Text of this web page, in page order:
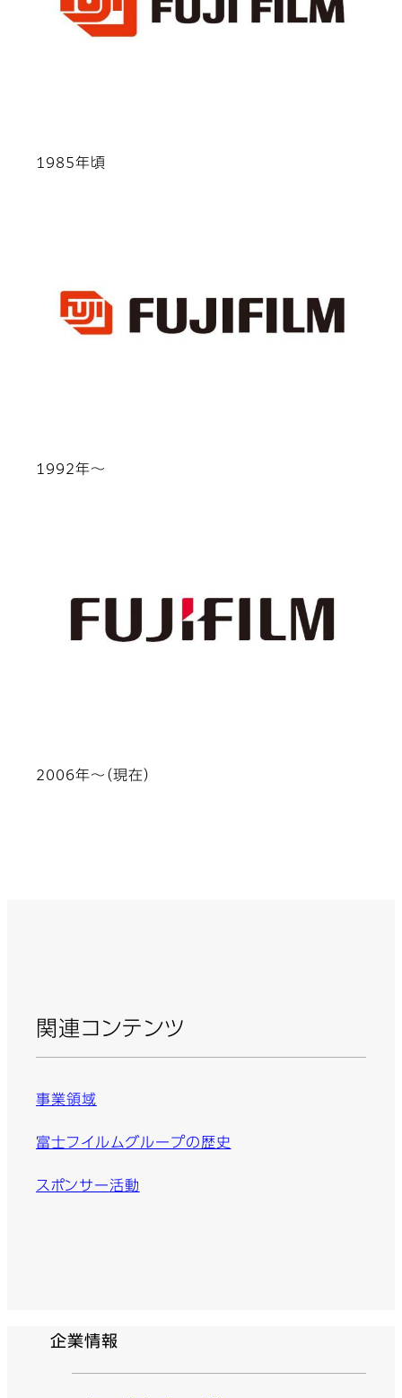
1985年頃
1992年～
2006年～（現在）
関連コンテンツ
事業領域
富士フイルムグループの歴史
スポンサー活動
企業情報